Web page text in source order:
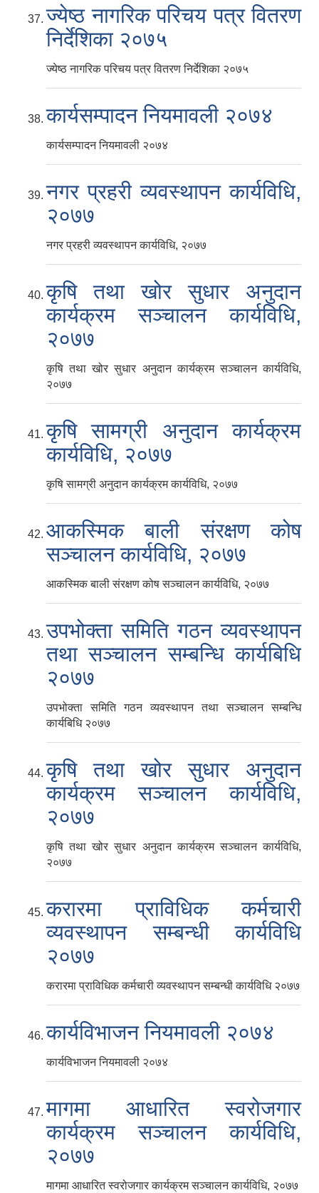
ज्येष्ठ नागरिक परिचय पत्र वितरण
निर्देशिका २०७५
ज्येष्ठ नागरिक परिचय पत्र वितरण निर्देशिका २०७५
कार्यसम्पादन नियमावली २०७४
कार्यसम्पादन नियमावली २०७४
नगर प्रहरी व्यवस्थापन कार्यविधि,
२०७७
नगर प्रहरी व्यवस्थापन कार्यविधि, २०७७
कृषि तथा खोर सुधार अनुदान
कार्यक्रम सञ्चालन कार्यविधि,
२०७७
कृषि तथा खोर सुधार अनुदान कार्यक्रम सञ्चालन कार्यविधि,
२०७७
कृषि सामग्री अनुदान कार्यक्रम
कार्यविधि, २०७७
कृषि सामग्री अनुदान कार्यक्रम कार्यविधि, २०७७
आकस्मिक बाली संरक्षण कोष
सञ्चालन कार्यविधि, २०७७
आकस्मिक बाली संरक्षण कोष सञ्चालन कार्यविधि, २०७७
उपभोक्ता समिति गठन व्यवस्थापन
तथा सञ्चालन सम्बन्धि कार्यबिधि
२०७७
उपभोक्ता समिति गठन व्यवस्थापन तथा सञ्चालन सम्बन्धि
कार्यबिधि २०७७
कृषि तथा खोर सुधार अनुदान
कार्यक्रम सञ्चालन कार्यविधि,
२०७७
कृषि तथा खोर सुधार अनुदान कार्यक्रम सञ्चालन कार्यविधि,
२०७७
करारमा प्राविधिक कर्मचारी
व्यवस्थापन सम्बन्धी कार्यविधि
२०७७
करारमा प्राविधिक कर्मचारी व्यवस्थापन सम्बन्धी कार्यविधि २०७७
कार्यविभाजन नियमावली २०७४
कार्यविभाजन नियमावली २०७४
मागमा आधारित स्वरोजगार
कार्यक्रम सञ्चालन कार्यविधि,
२०७७
मागमा आधारित स्वरोजगार कार्यक्रम सञ्चालन कार्यविधि, २०७७